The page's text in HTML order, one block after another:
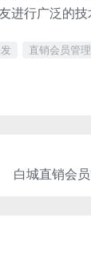
进行广泛的技
直销会员管
白城直销会